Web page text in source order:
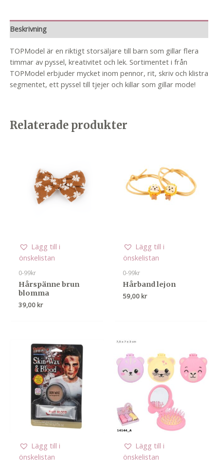
Beskrivning
TOPModel är en riktigt storsäljare till barn som gillar flera
timmar av pyssel, kreativitet och lek. Sortimentet i från
TOPModel erbjuder mycket inom pennor, rit, skriv och klistra
segmentet, ett pyssel till tjejer och killar som gillar mode!
Relaterade produkter
Lägg till i
önskelistan
0-99kr
Hårspänne brun
blomma
39,00 kr
Lägg till i
önskelistan
0-99kr
Hårband lejon
59,00 kr
Lägg till i
önskelistan
Lägg till i
önskelistan